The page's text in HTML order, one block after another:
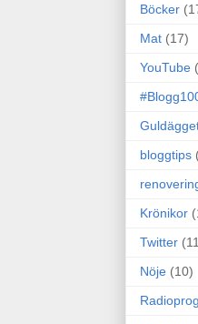
Böcker
Mat (17)
YouTube
bloggtips
Krönikor
Twitter
Nöje (10)